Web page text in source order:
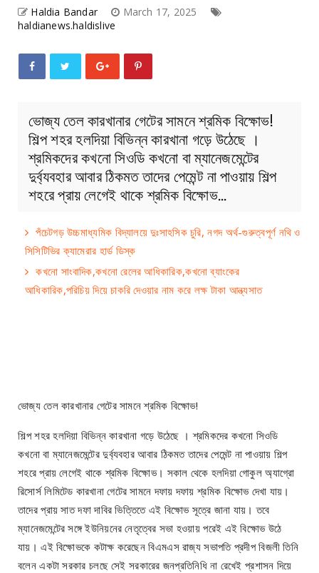
Haldia Bandar
March 17, 2025
haldianews.haldislive
ভোজ্য তেল কারখানার গেটের সামনে শ্রমিক বিক্ষোভ!
শিল্প শহর হলদিয়া বিভিন্ন কারখানা গড়ে উঠেছে ।
শ্রমিকদের কখনো সিওডি কখনো বা ম্যানেজমেন্টের
দুর্ব্যবহার আবার ঠিকমত তাদের পেমেন্ট না পাওয়ায় শিল্প
শহরে প্রায় লেগেই থাকে শ্রমিক বিক্ষোভ…
পঁচেটগড় উচ্চমাধ্যমিক বিদ্যালয়ে দুঃসাহসিক চুরি, নগদ অর্থ-গুরুত্বপূর্ণ নথি ও
সিসিটিভির ক্যামেরার হার্ড ডিস্ক
কখনো সাংবাদিক,কখনো রেলের আধিকারিক,কখনো ব্যাংকের
আধিকারিক,পরিচিয় দিয়ে চাকরি দেওয়ার নাম করে লক্ষ টাকা আন্ত্যসাত
ভোজ্য তেল কারখানার গেটের সামনে শ্রমিক বিক্ষোভ!
শিল্প শহর হলদিয়া বিভিন্ন কারখানা গড়ে উঠেছে । শ্রমিকদের কখনো সিওডি
কখনো বা ম্যানেজমেন্টের দুর্ব্যবহার আবার ঠিকমত তাদের পেমেন্ট না পাওয়ায় শিল্প
শহরে প্রায় লেগেই থাকে শ্রমিক বিক্ষোভ। সকাল থেকে হলদিয়া গোকুল অ্যাগ্রো
রিসোর্স লিমিটেড কারখানা গেটের সামনে দফায় দফায় শ্রমিক বিক্ষোভ দেখা যায়।
তাদের প্রায় সাত দফা দাবির ভিত্তিতে এই বিক্ষোভ সূত্রে জানা যায়। তবে
ম্যানেজমেন্টের সঙ্গে ইউনিয়নের নেতৃত্বের সভা হওয়ায় পরেই এই বিক্ষোভ উঠে
যায়। এই বিক্ষোভকে কটাক্ষ করেছেন বিএমএস রাজ্য সভাপতি প্রদীপ বিজলী তিনি
বলেন একটা সরকার চলছে সেই সরকারের জনপ্রতিনিধি না রেখেই প্রশাসন দিয়ে